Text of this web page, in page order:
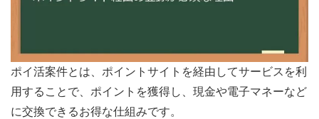
ポイ活案件とは、ポイントサイトを経由してサービスを利
用することで、ポイントを獲得し、現金や電子マネーなど
に交換できるお得な仕組みです。